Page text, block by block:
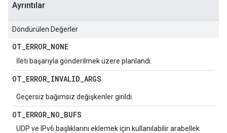
Ayrıntılar
Döndürülen Değerler
OT_ERROR_NONE
İleti başarıyla gönderilmek üzere planlandı.
OT_ERROR_INVALID_ARGS
Geçersiz bağımsız değişkenler girildi.
OT_ERROR_NO_BUFS
UDP ve IPv6 başlıklarını eklemek için kullanılabilir arabellek